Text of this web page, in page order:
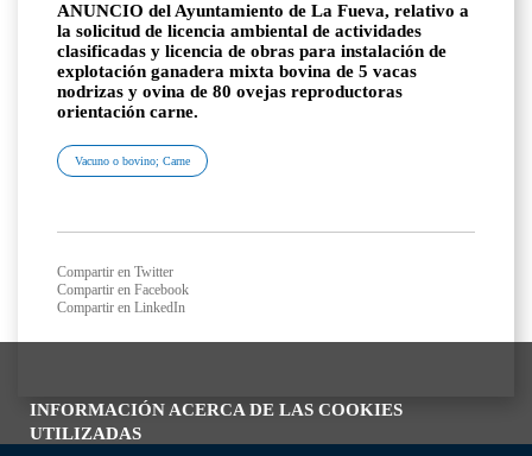
INFORMACIÓN ACERCA DE LAS COOKIES
UTILIZADAS
ANUNCIO del Ayuntamiento de La Fueva, relativo a
la solicitud de licencia ambiental de actividades
clasificadas y licencia de obras para instalación de
explotación ganadera mixta bovina de 5 vacas
nodrizas y ovina de 80 ovejas reproductoras
orientación carne.
Vacuno o bovino; Carne
Compartir en Twitter
Compartir en Facebook
Compartir en LinkedIn